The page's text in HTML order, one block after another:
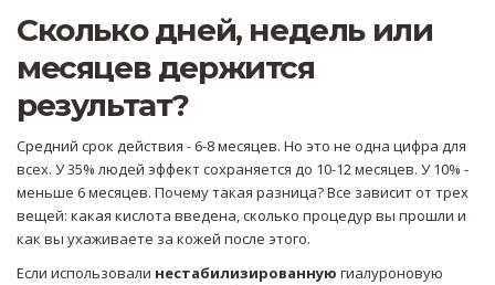
Сколько дней, недель или
месяцев держится
результат?
Средний срок действия - 6-8 месяцев. Но это не одна цифра для
всех. У 35% людей эффект сохраняется до 10-12 месяцев. У 10% -
меньше 6 месяцев. Почему такая разница? Все зависит от трех
вещей: какая кислота введена, сколько процедур вы прошли и
как вы ухаживаете за кожей после этого.
Если использовали нестабилизированную гиалуроновую